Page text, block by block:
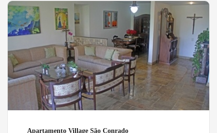
Apartamento Village São Conrado